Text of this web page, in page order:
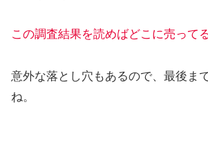
この調査結果を読めばどこに売って
意外な落とし穴もあるので、最後ま
ね。